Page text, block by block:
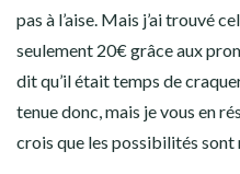
pas à l’aise. Mais j’ai trouvé
seulement 20€ grâce aux
dit qu’il était temps de
tenue donc, mais je vous en
crois que les possibilités sont